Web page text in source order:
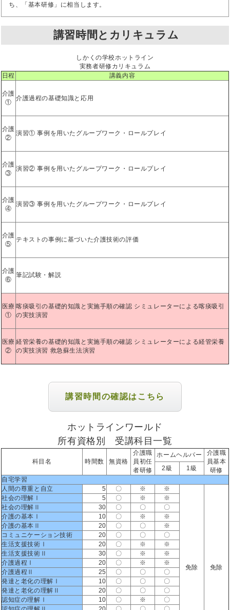
ち、「基本研修」に相当します。
講習時間とカリキュラム
しかくの学校ホットライン
実務者研修カリキュラム
日程
講義内容
介護
①
介護過程の基礎知識と応用
介護
②
演習① 事例を用いたグループワーク・ロールプレイ
介護
③
演習② 事例を用いたグループワーク・ロールプレイ
介護
④
演習③ 事例を用いたグループワーク・ロールプレイ
介護
⑤
テキストの事例に基づいた介護技術の評価
介護
⑥
筆記試験・解説
医療
①
喀痰吸引の基礎的知識と実施手順の確認 シミュレーターによる喀痰吸引
の実技演習
医療
②
経管栄養の基礎的知識と実施手順の確認 シミュレーターによる経管栄養
の実技演習 救急蘇生法演習
講習時間の確認はこちら
ホットラインワールド
所有資格別 受講科目一覧
科目名 時間数 無資格
介護職
員初任
者研修
ホームヘルパー
介護職
員基本
研修
2級
1級
自宅学習
人間の尊重と自立
5 〇 ※ ※
免除 免除
社会の理解Ⅰ 5 〇 ※
※
社会の理解Ⅱ
30 〇 〇
〇
介護の基本Ⅰ
10 〇 ※
※
介護の基本Ⅱ
20 〇 〇
※
コミュニケーション技術
20 〇 〇
〇
生活支援技術Ⅰ
20 〇 ※
※
生活支援技術Ⅱ
30 〇 ※
※
介護過程Ⅰ
20 〇 ※
※
介護過程Ⅱ
25 〇 〇
〇
発達と老化の理解Ⅰ
10 〇 〇
〇
発達と老化の理解Ⅱ
20 〇 〇
〇
認知症の理解Ⅰ
10 〇 ※
〇